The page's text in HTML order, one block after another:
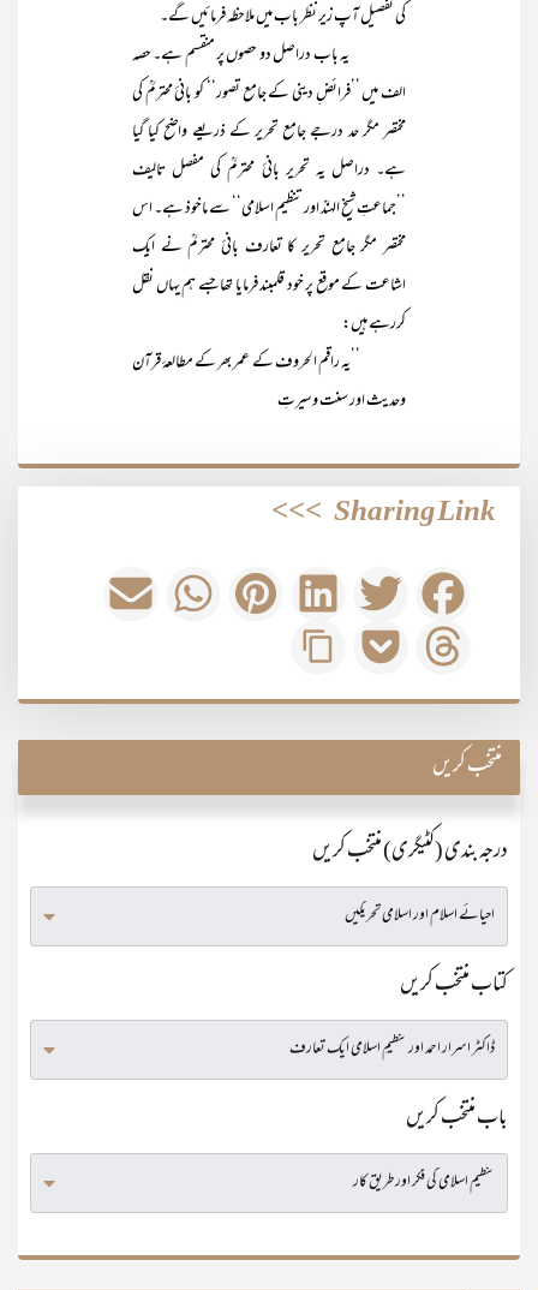
کی تفصیل آپ زیر نظر باب میں ملاحظہ فرمائیں گے۔
یہ باب دراصل دو حصوں پر منقسم ہے۔ حصہ
الف میں ’’فرائضِ دینی کے جامع تصور‘‘ کو بانیٔ محترمؒ کی
مختصر مگر حد درجے جامع تحریر کے ذریعے واضح کیا گیا
ہے۔ دراصل یہ تحریر بانیٔ محترمؒ کی مفصل تالیف
’’جماعتِ شیخ الہندؒ اور تنظیم اسلامی‘‘ سے ماخوذ ہے۔ اس
مختصر مگر جامع تحریر کا تعارف بانیٔ محترمؒ نے ایک
اشاعت کے موقع پر خود قلمبند فرمایا تھا جسے ہم یہاں نقل
کررہے ہیں:
’’یہ راقم الحروف کے عمر بھر کے مطالعۂ قرآن
وحدیث اور سنت وسیرتِ
Sharing Link
>>>
منتخب کریں
درجہ بندی (کٹیگری) منتخب کریں
کتاب منتخب کریں
باب منتخب کریں